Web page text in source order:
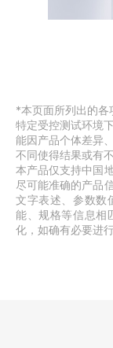
*本页面所列出的各
特定受控测试环境
能因产品个体差异
不同使得结果或有
本产品仅支持中国
尽可能准确的产品
文字表述、参数数
能、规格等信息相
化，如确有必要进